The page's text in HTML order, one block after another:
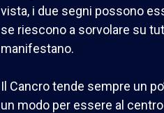
vista, i due segni possono
se riescono a sorvolare su
manifestano.
Il Cancro tende sempre un
un modo per essere al